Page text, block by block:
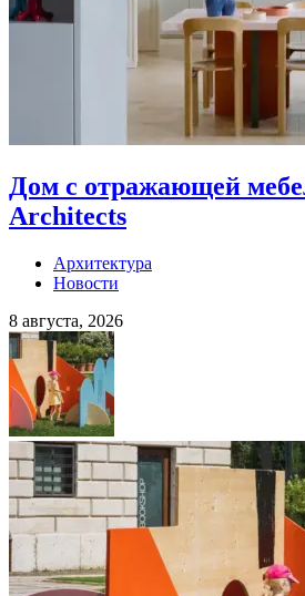
Дом с отражающей
Architects
Архитектура
Новости
8 августа, 2026